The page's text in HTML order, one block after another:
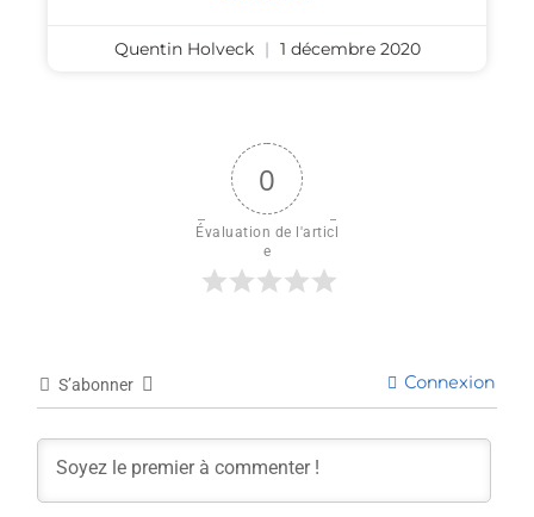
Quentin Holveck 1 décembre 2020
0
Évaluation de l'articl
e
S’abonner Connexion